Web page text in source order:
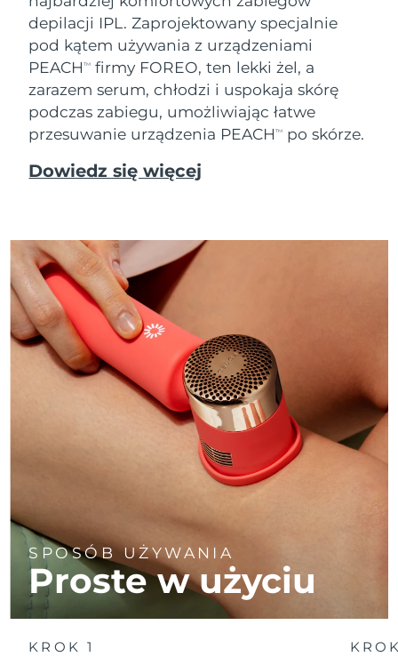
depilacji IPL. Zaprojektowany specjalnie
pod kątem używania z urządzeniami
PEACHTM
firmy FOREO, ten lekki żel, a
zarazem serum, chłodzi i uspokaja skórę
podczas zabiegu, umożliwiając łatwe
przesuwanie urządzenia PEACHTM po skórze.
Dowiedz się więcej
SPOSÓB UŻYWANIA
Proste w użyciu
KROK 1